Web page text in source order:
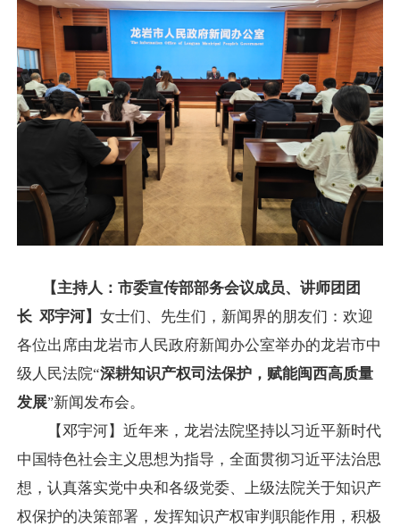
【主持人：市委宣传部部务会议成员、讲师团团
长 邓宇河】 女士们、先生们，新闻界的朋友们：欢迎
各位出席由龙岩市人民政府新闻办公室举办的龙岩市中
级人民法院“深耕知识产权司法保护，赋能闽西高质量
发展”新闻发布会。
【邓宇河】近年来，龙岩法院坚持以习近平新时代
中国特色社会主义思想为指导，全面贯彻习近平法治思
想，认真落实党中央和各级党委、上级法院关于知识产
权保护的决策部署，发挥知识产权审判职能作用，积极